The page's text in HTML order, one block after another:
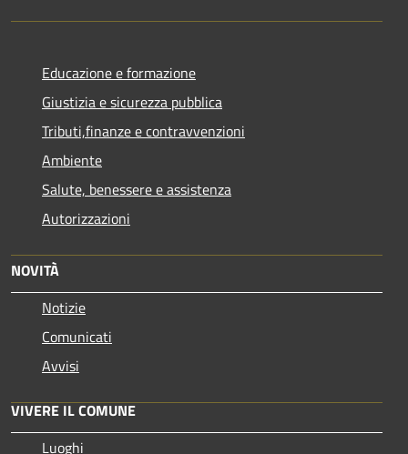
Educazione e formazione
Giustizia e sicurezza pubblica
Tributi,finanze e contravvenzioni
Ambiente
Salute, benessere e assistenza
Autorizzazioni
NOVITÀ
Notizie
Comunicati
Avvisi
VIVERE IL COMUNE
Luoghi